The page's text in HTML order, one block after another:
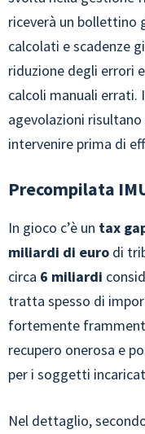
riceverà un bollettino
calcolati e scadenze
riduzione degli errori
calcoli manuali errati.
agevolazioni
intervenire prima di
Precompilata
In gioco c’è un tax
miliardi di euro di
circa 6 miliardi
tratta spesso di
fortemente
recupero onerosa e
per i soggetti
Nel dettaglio,